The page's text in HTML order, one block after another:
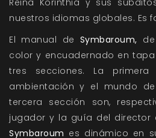
Reina Korinthia y sus
nuestros idiomas globales. Es
El manual de Symbaroum,
color y encuadernado en
tres secciones. La
ambientación y el mundo
tercera sección son,
jugador y la guía del director
Symbaroum es dinámico en